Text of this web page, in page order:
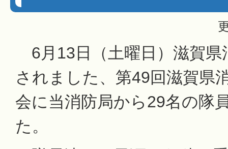
6月13日（土曜日）滋賀県
されました、第49回滋賀県
会に当消防局から29名の隊
た。